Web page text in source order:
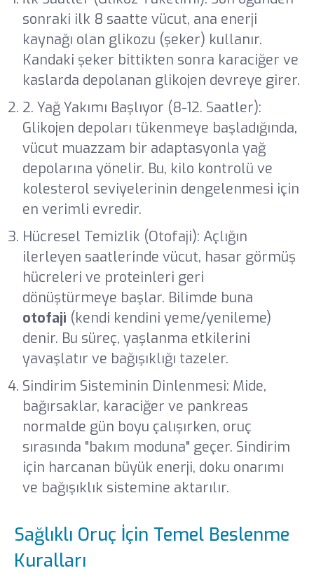
sonraki ilk 8 saatte vücut, ana enerji
kaynağı olan glikozu (şeker) kullanır.
Kandaki şeker bittikten sonra karaciğer ve
kaslarda depolanan glikojen devreye girer.
2. Yağ Yakımı Başlıyor (8-12. Saatler):
Glikojen depoları tükenmeye başladığında,
vücut muazzam bir adaptasyonla yağ
depolarına yönelir. Bu, kilo kontrolü ve
kolesterol seviyelerinin dengelenmesi için
en verimli evredir.
Hücresel Temizlik (Otofaji): Açlığın
ilerleyen saatlerinde vücut, hasar görmüş
hücreleri ve proteinleri geri
dönüştürmeye başlar. Bilimde buna
otofaji (kendi kendini yeme/yenileme)
denir. Bu süreç, yaşlanma etkilerini
yavaşlatır ve bağışıklığı tazeler.
Sindirim Sisteminin Dinlenmesi: Mide,
bağırsaklar, karaciğer ve pankreas
normalde gün boyu çalışırken, oruç
sırasında "bakım moduna" geçer. Sindirim
için harcanan büyük enerji, doku onarımı
ve bağışıklık sistemine aktarılır.
Sağlıklı Oruç İçin Temel Beslenme
Kuralları